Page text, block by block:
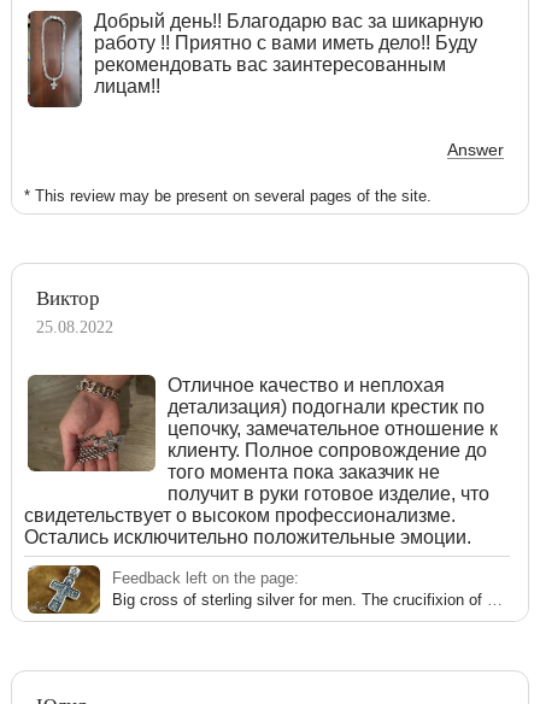
Добрый день!! Благодарю вас за шикарную
работу !! Приятно с вами иметь дело!! Буду
рекомендовать вас заинтересованным
лицам!!
Answer
* This review may be present on several pages of the site.
Виктор
25.08.2022
Отличное качество и неплохая
детализация) подогнали крестик по
цепочку, замечательное отношение к
клиенту. Полное сопровождение до
того момента пока заказчик не
получит в руки готовое изделие, что
свидетельствует о высоком профессионализме.
Остались исключительно положительные эмоции.
Feedback left on the page: